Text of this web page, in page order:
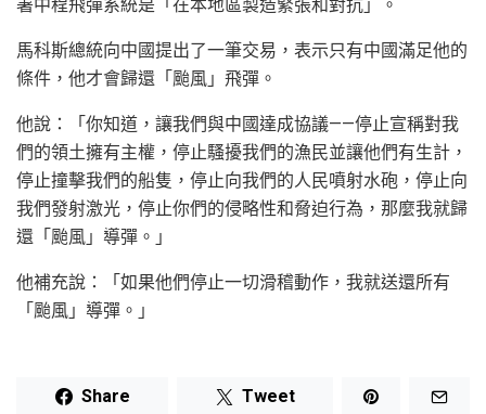
署中程飛彈系統是「在本地區製造緊張和對抗」。
馬科斯總統向中國提出了一筆交易，表示只有中國滿足他的
條件，他才會歸還「颱風」飛彈。
他說：「你知道，讓我們與中國達成協議——停止宣稱對我
們的領土擁有主權，停止騷擾我們的漁民並讓他們有生計，
停止撞擊我們的船隻，停止向我們的人民噴射水砲，停止向
我們發射激光，停止你們的侵略性和脅迫行為，那麼我就歸
還「颱風」導彈。」
他補充說：「如果他們停止一切滑稽動作，我就送還所有
「颱風」導彈。」
Share Tweet